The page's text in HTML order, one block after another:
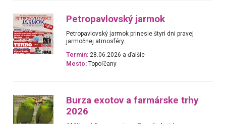
Petropavlovský jarmok
Petropavlovský jarmok prinesie štyri dni pravej
jarmočnej atmosféry.
Termín: 28.06.2026 a ďalšie
Mesto: Topoľčany
Burza exotov a farmárske trhy
2026